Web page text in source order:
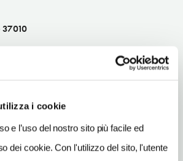
i cookie
e l’uso del nostro sito più facile ed
dei cookie. Con l'utilizzo del sito, l'utente
37010